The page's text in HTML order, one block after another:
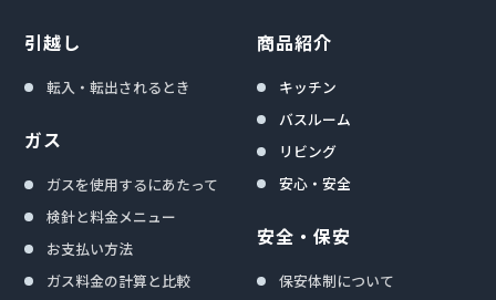
引越し
転入・転出されるとき
ガス
ガスを使用するにあたって
検針と料金メニュー
お支払い方法
ガス料金の計算と比較
商品紹介
キッチン
バスルーム
リビング
安心・安全
安全・保安
保安体制について